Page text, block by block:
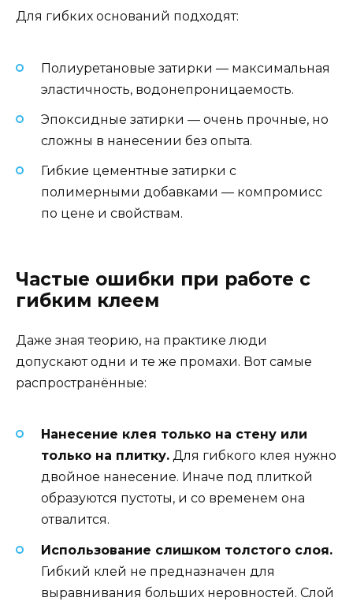
Для гибких оснований подходят:
Полиуретановые затирки — максимальная
эластичность, водонепроницаемость.
Эпоксидные затирки — очень прочные, но
сложны в нанесении без опыта.
Гибкие цементные затирки с
полимерными добавками — компромисс
по цене и свойствам.
Частые ошибки при работе с
гибким клеем
Даже зная теорию, на практике люди
допускают одни и те же промахи. Вот самые
распространённые:
Нанесение клея только на стену или
только на плитку. Для гибкого клея нужно
двойное нанесение. Иначе под плиткой
образуются пустоты, и со временем она
отвалится.
Использование слишком толстого слоя.
Гибкий клей не предназначен для
выравнивания больших неровностей. Слой